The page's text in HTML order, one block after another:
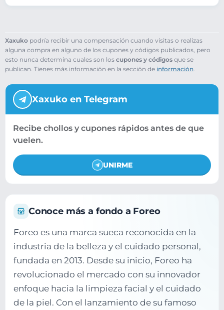
Xaxuko podría recibir una compensación cuando visitas o realizas
alguna compra en alguno de los cupones y códigos publicados, pero
esto nunca determina cuales son los cupones y códigos que se
publican. Tienes más información en la sección de información
Conoce más a fondo a Foreo
Foreo es una marca sueca reconocida en la
industria de la belleza y el cuidado personal,
fundada en 2013. Desde su inicio, Foreo ha
revolucionado el mercado con su innovador
enfoque hacia la limpieza facial y el cuidado
de la piel. Con el lanzamiento de su famoso
Xaxuko en Telegram
Recibe chollos y cupones rápidos antes de que
vuelen.
UNIRME